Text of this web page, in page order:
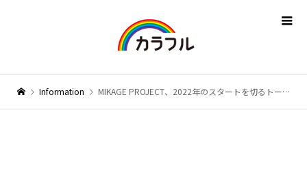
Information MIKAGE PROJECT、2022年のスタートを切るトーク＆ライブが決定！「新春トーク＆ライブ “初志” 2022」